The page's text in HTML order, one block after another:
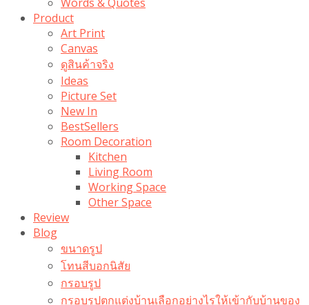
Product
Art Print
Canvas
ดูสินค้าจริง
Ideas
Picture Set
New In
BestSellers
Room Decoration
Kitchen
Living Room
Working Space
Other Space
Review
Blog
ขนาดรูป
โทนสีบอกนิสัย
กรอบรูป
กรอบรูปตกแต่งบ้านเลือกอย่างไรให้เข้ากับบ้านของ